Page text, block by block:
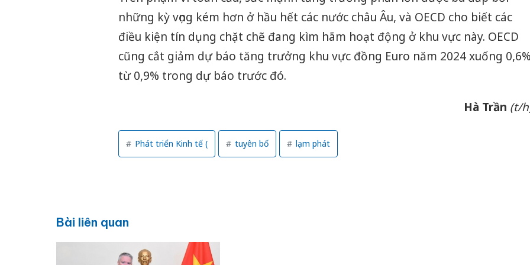
những kỳ vọng kém hơn ở hầu hết các nước châu Âu, và OECD cho biết các
điều kiện tín dụng chặt chẽ đang kìm hãm hoạt động ở khu vực này. OECD
cũng cắt giảm dự báo tăng trưởng khu vực đồng Euro năm 2024 xuống
từ 0,9% trong dự báo trước đó.
Hà Trần (t/
Phát triển Kinh tế ( tuyên bố lạm phát
Bài liên quan